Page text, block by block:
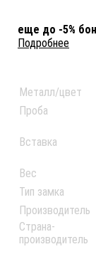
еще до -5%
Подробнее
Металл/цвет
Проба
Вставка
Вес
Тип замка
Производитель
Страна-
производитель